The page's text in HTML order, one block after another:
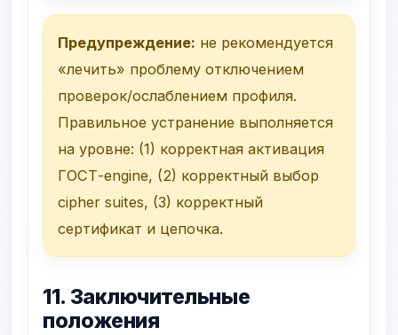
Предупреждение: не рекомендуется
«лечить» проблему отключением
проверок/ослаблением профиля.
Правильное устранение выполняется
на уровне: (1) корректная активация
ГОСТ-engine, (2) корректный выбор
cipher suites, (3) корректный
сертификат и цепочка.
11. Заключительные
положения